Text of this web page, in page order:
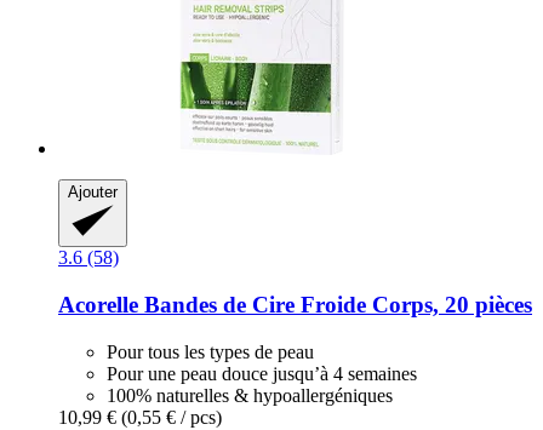
Ajouter
3.6 (58)
Acorelle Bandes de Cire Froide Corps, 20 pièces
Pour tous les types de peau
Pour une peau douce jusqu’à 4 semaines
100% naturelles & hypoallergéniques
10,99 € (0,55 € / pcs)